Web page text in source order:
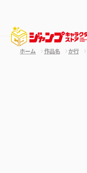
ホーム 作品名 か行